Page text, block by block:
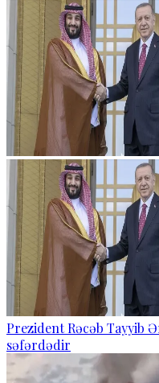
Prezident Rəcəb Tayyib
səfərdədir